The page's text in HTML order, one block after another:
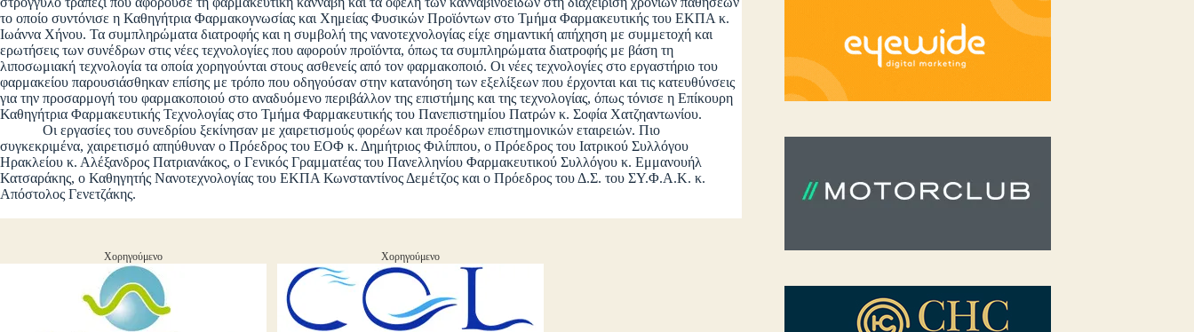
το οποίο συντόνισε η Καθηγήτρια Φαρμακογνωσίας και Χημείας Φυσικών Προϊόντων στο Τμήμα Φαρμακευτικής του ΕΚΠΑ κ.
Ιωάννα Χήνου. Τα συμπληρώματα διατροφής και η συμβολή της νανοτεχνολογίας είχε σημαντική απήχηση με συμμετοχή και
ερωτήσεις των συνέδρων στις νέες τεχνολογίες που αφορούν προϊόντα, όπως τα συμπληρώματα διατροφής με βάση τη
λιποσωμιακή τεχνολογία τα οποία χορηγούνται στους ασθενείς από τον φαρμακοποιό. Οι νέες τεχνολογίες στο εργαστήριο του
φαρμακείου παρουσιάσθηκαν επίσης με τρόπο που οδηγούσαν στην κατανόηση των εξελίξεων που έρχονται και τις κατευθύνσεις
για την προσαρμογή του φαρμακοποιού στο αναδυόμενο περιβάλλον της επιστήμης και της τεχνολογίας, όπως τόνισε η Επίκουρη
Καθηγήτρια Φαρμακευτικής Τεχνολογίας στο Τμήμα Φαρμακευτικής του Πανεπιστημίου Πατρών κ. Σοφία Χατζηαντωνίου.
Οι εργασίες του συνεδρίου ξεκίνησαν με χαιρετισμούς φορέων και προέδρων επιστημονικών εταιρειών. Πιο
συγκεκριμένα, χαιρετισμό απηύθυναν ο Πρόεδρος του ΕΟΦ κ. Δημήτριος Φιλίππου, ο Πρόεδρος του Ιατρικού Συλλόγου
Ηρακλείου κ. Αλέξανδρος Πατριανάκος, ο Γενικός Γραμματέας του Πανελληνίου Φαρμακευτικού Συλλόγου κ. Εμμανουήλ
Κατσαράκης, ο Καθηγητής Νανοτεχνολογίας του ΕΚΠΑ Κωνσταντίνος Δεμέτζος και ο Πρόεδρος του Δ.Σ. του ΣΥ.Φ.Α.Κ. κ.
Απόστολος Γενετζάκης.
Χορηγούμενο Χορηγούμενο